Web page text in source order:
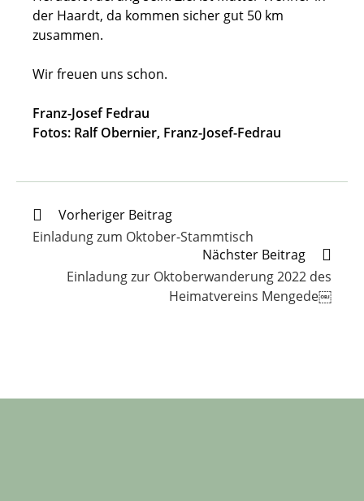
der Haardt, da kommen sicher gut 50 km
zusammen.
Wir freuen uns schon.
Franz-Josef Fedrau
Fotos: Ralf Obernier, Franz-Josef-Fedrau
Weitere
Artikel
ansehen
Vorheriger Beitrag
Einladung zum Oktober-Stammtisch
Nächster Beitrag
Einladung zur Oktoberwanderung 2022 des
Heimatvereins Mengede￼